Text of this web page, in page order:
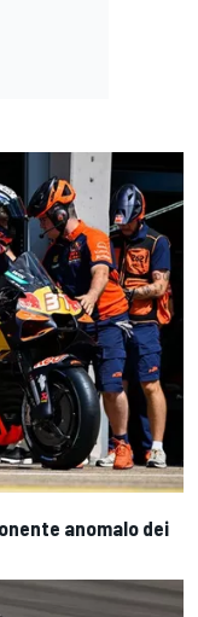
anomalo dei